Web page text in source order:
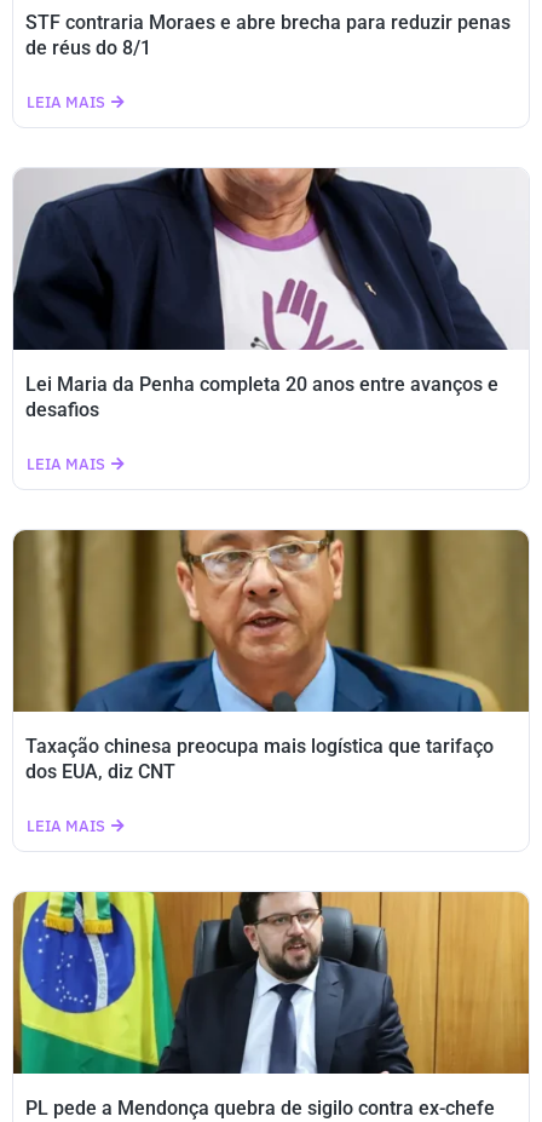
STF contraria Moraes e abre brecha para reduzir penas
de réus do 8/1
LEIA MAIS
Lei Maria da Penha completa 20 anos entre avanços e
desafios
LEIA MAIS
Taxação chinesa preocupa mais logística que tarifaço
dos EUA, diz CNT
LEIA MAIS
PL pede a Mendonça quebra de sigilo contra ex-chefe